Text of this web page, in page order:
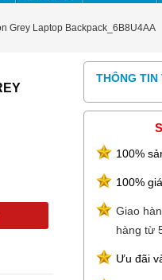
Grey Laptop Backpack_6B8U4AA
THÔNG TIN
100%
100%
Giao
hàng từ
Ưu đãi